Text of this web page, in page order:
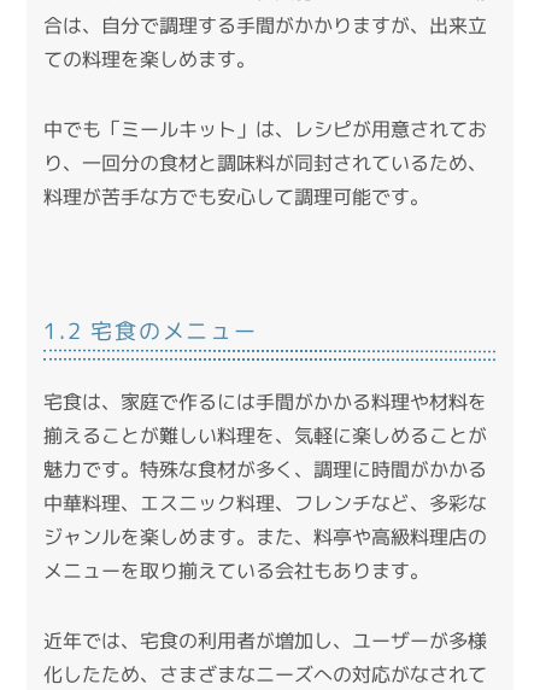
合は、自分で調理する手間がかかりますが、出来立
ての料理を楽しめます。
中でも「ミールキット」は、レシピが用意されてお
り、一回分の食材と調味料が同封されているため、
料理が苦手な方でも安心して調理可能です。
1.2 宅食のメニュー
宅食は、家庭で作るには手間がかかる料理や材料を
揃えることが難しい料理を、気軽に楽しめることが
魅力です。特殊な食材が多く、調理に時間がかかる
中華料理、エスニック料理、フレンチなど、多彩な
ジャンルを楽しめます。 また、料亭や高級料理店の
メニューを取り揃えている会社もあります。
近年では、宅食の利用者が増加し、ユーザーが多様
化したため、さまざまなニーズへの対応がなされて